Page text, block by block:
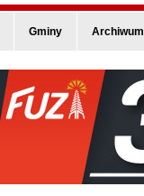
Gminy Archiwum